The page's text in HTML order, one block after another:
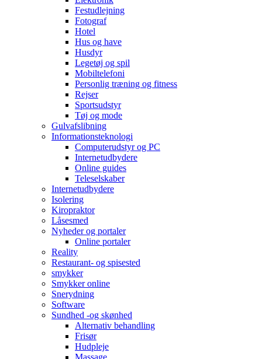
Festudlejning
Fotograf
Hotel
Hus og have
Husdyr
Legetøj og spil
Mobiltelefoni
Personlig træning og fitness
Rejser
Sportsudstyr
Tøj og mode
Gulvafslibning
Informationsteknologi
Computerudstyr og PC
Internetudbydere
Online guides
Teleselskaber
Internetudbydere
Isolering
Kiropraktor
Låsesmed
Nyheder og portaler
Online portaler
Reality
Restaurant- og spisested
smykker
Smykker online
Snerydning
Software
Sundhed -og skønhed
Alternativ behandling
Frisør
Hudpleje
Massage